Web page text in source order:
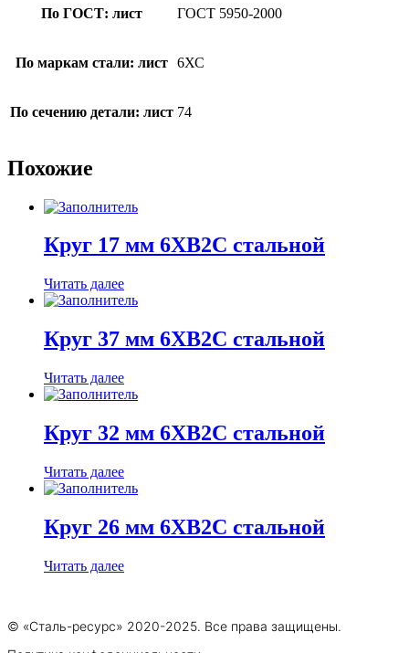
По ГОСТ: лист ГОСТ 5950-2000
По маркам стали: лист 6ХС
По сечению детали: лист 74
Похожие
Круг 17 мм 6ХВ2С стальной
Читать далее
Круг 37 мм 6ХВ2С стальной
Читать далее
Круг 32 мм 6ХВ2С стальной
Читать далее
Круг 26 мм 6ХВ2С стальной
Читать далее
© «Сталь-ресурс» 2020-2025. Все права защищены.